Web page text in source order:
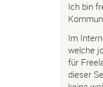
Ich bin
Im
welche
für
dieser